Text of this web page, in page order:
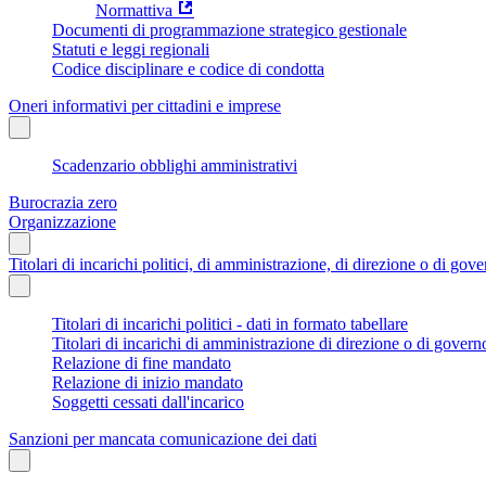
Normattiva
Documenti di programmazione strategico gestionale
Statuti e leggi regionali
Codice disciplinare e codice di condotta
Oneri informativi per cittadini e imprese
Scadenzario obblighi amministrativi
Burocrazia zero
Organizzazione
Titolari di incarichi politici, di amministrazione, di direzione o di
Titolari di incarichi politici - dati in formato tabellare
Titolari di incarichi di amministrazione di direzione o di
Relazione di fine mandato
Relazione di inizio mandato
Soggetti cessati dall'incarico
Sanzioni per mancata comunicazione dei dati